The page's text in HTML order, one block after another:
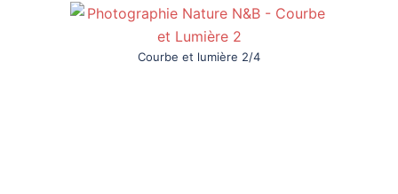
Courbe et lumière 2/4